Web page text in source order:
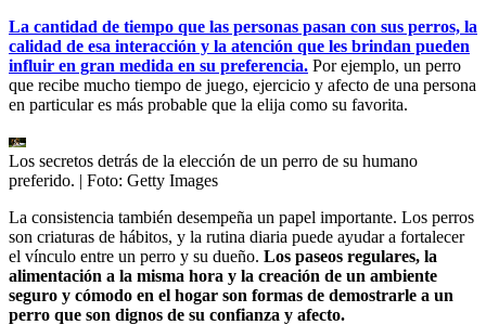
La cantidad de tiempo que las personas pasan con sus perros, la
calidad de esa interacción y la atención que les brindan pueden
influir en gran medida en su preferencia. Por ejemplo, un perro
que recibe mucho tiempo de juego, ejercicio y afecto de una persona
en particular es más probable que la elija como su favorita.
Los secretos detrás de la elección de un perro de su humano
preferido. | Foto: Getty Images
La consistencia también desempeña un papel importante. Los perros
son criaturas de hábitos, y la rutina diaria puede ayudar a fortalecer
el vínculo entre un perro y su dueño. Los paseos regulares, la
alimentación a la misma hora y la creación de un ambiente
seguro y cómodo en el hogar son formas de demostrarle a un
perro que son dignos de su confianza y afecto.